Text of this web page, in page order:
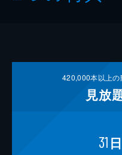
420,000本以上
見放
31